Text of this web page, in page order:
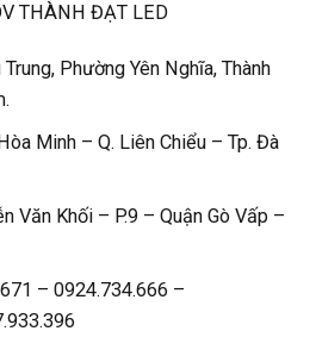
THÀNH ĐẠT LED
Phường Yên Nghĩa, Thành
Minh – Q. Liên Chiểu – Tp. Đà
Văn Khối – P.9 – Quận Gò Vấp –
– 0924.734.666 –